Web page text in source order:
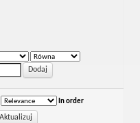
In order